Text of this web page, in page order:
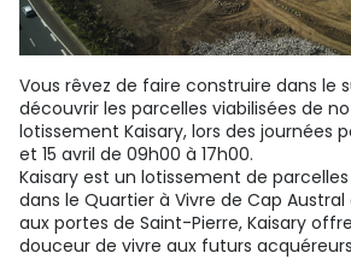
Vous rêvez de faire construire dans le
découvrir les parcelles viabilisées de
lotissement Kaisary, lors des journées
et 15 avril de 09h00 à 17h00.
Kaisary est un lotissement de
dans le Quartier à Vivre de Cap Austral
aux portes de Saint-Pierre, Kaisary
douceur de vivre aux futurs